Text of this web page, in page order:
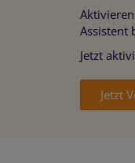
Assistent
Jetzt
Jetzt